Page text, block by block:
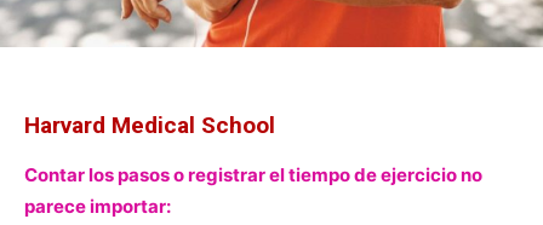
Harvard Medical School
Contar los pasos o registrar el tiempo de ejercicio no
parece importar: